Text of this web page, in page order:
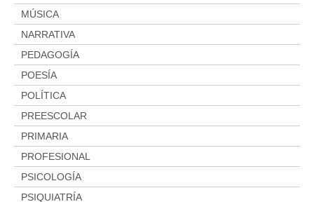
MÚSICA
NARRATIVA
PEDAGOGÍA
POESÍA
POLÍTICA
PREESCOLAR
PRIMARIA
PROFESIONAL
PSICOLOGÍA
PSIQUIATRÍA